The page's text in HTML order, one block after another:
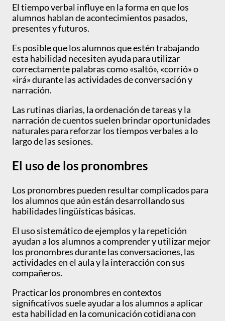
El tiempo verbal influye en la forma en que los
alumnos hablan de acontecimientos pasados,
presentes y futuros.
Es posible que los alumnos que estén trabajando
esta habilidad necesiten ayuda para utilizar
correctamente palabras como «saltó», «corrió» o
«irá» durante las actividades de conversación y
narración.
Las rutinas diarias, la ordenación de tareas y la
narración de cuentos suelen brindar oportunidades
naturales para reforzar los tiempos verbales a lo
largo de las sesiones.
El uso de los pronombres
Los pronombres pueden resultar complicados para
los alumnos que aún están desarrollando sus
habilidades lingüísticas básicas.
El uso sistemático de ejemplos y la repetición
ayudan a los alumnos a comprender y utilizar mejor
los pronombres durante las conversaciones, las
actividades en el aula y la interacción con sus
compañeros.
Practicar los pronombres en contextos
significativos suele ayudar a los alumnos a aplicar
esta habilidad en la comunicación cotidiana con